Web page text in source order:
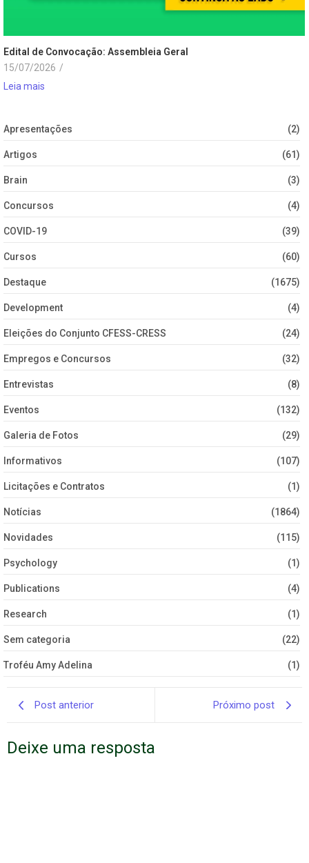
Edital de Convocação: Assembleia Geral
15/07/2026 /
Leia mais
Apresentações (2)
Artigos (61)
Brain (3)
Concursos (4)
COVID-19 (39)
Cursos (60)
Destaque (1675)
Development (4)
Eleições do Conjunto CFESS-CRESS (24)
Empregos e Concursos (32)
Entrevistas (8)
Eventos (132)
Galeria de Fotos (29)
Informativos (107)
Licitações e Contratos (1)
Notícias (1864)
Novidades (115)
Psychology (1)
Publications (4)
Research (1)
Sem categoria (22)
Troféu Amy Adelina (1)
Post anterior Próximo post
Deixe uma resposta